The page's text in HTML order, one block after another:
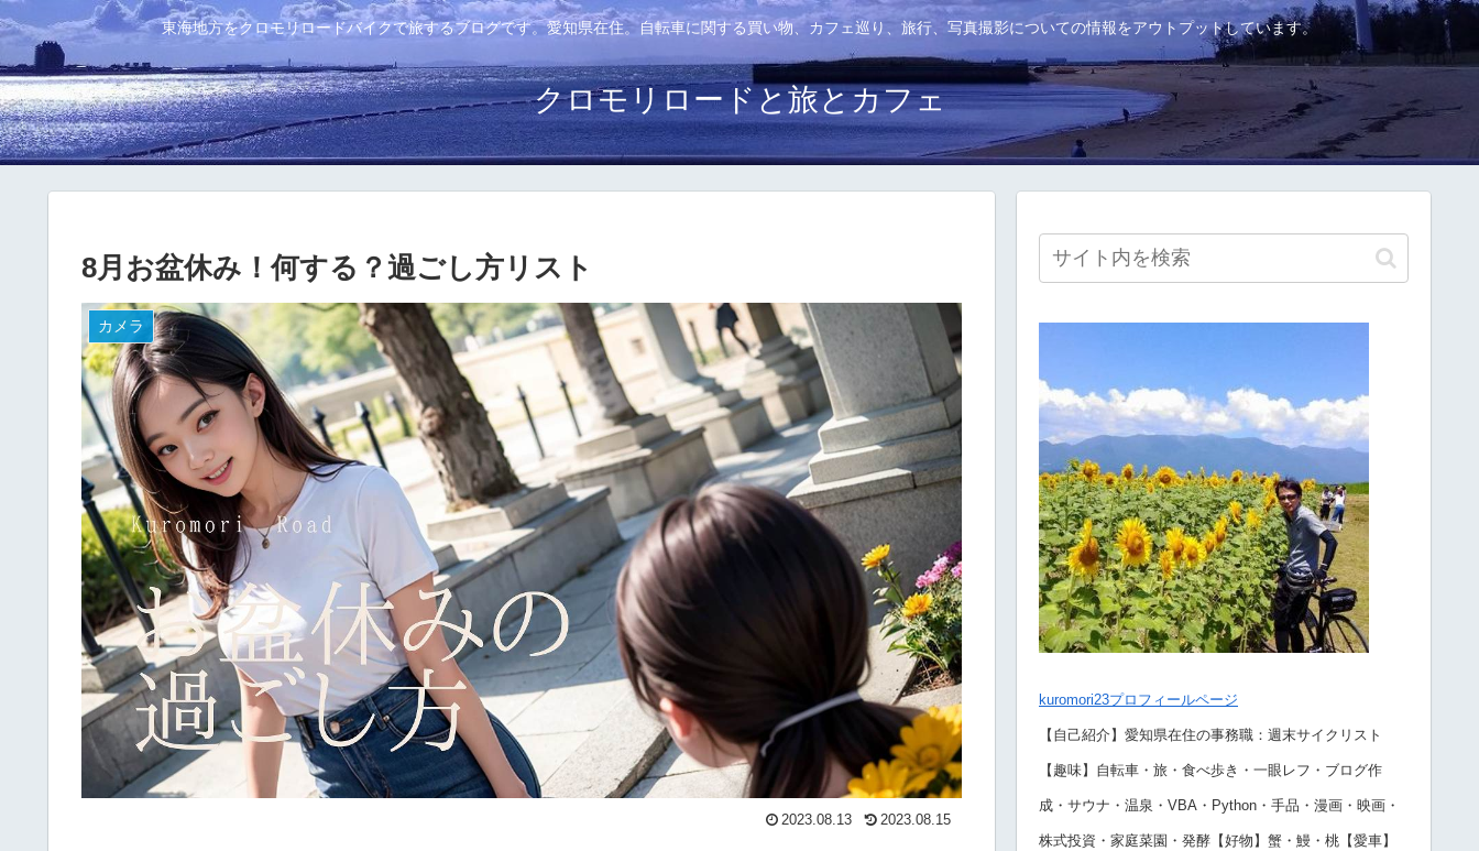
東海地方をクロモリロードバイクで旅するブログです。愛知県在住。自転車に関する買い物、カフェ巡り、旅行、写真撮影についての情報をアウトプットしています。
クロモリロードと旅とカフェ
8月お盆休み！何する？過ごし方リスト
カメラ
2023.08.13 2023.08.15
kuromori23プロフィールページ
【自己紹介】愛知県在住の事務職：週末サイクリスト
【趣味】自転車・旅・食べ歩き・一眼レフ・ブログ作
成・サウナ・温泉・VBA・Python・手品・漫画・映画・
株式投資・家庭菜園・発酵【好物】蟹・鰻・桃【愛車】